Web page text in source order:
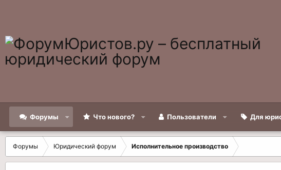
Форумы Что нового? Пользователи Для
Форумы Юридический форум Исполнительное производство